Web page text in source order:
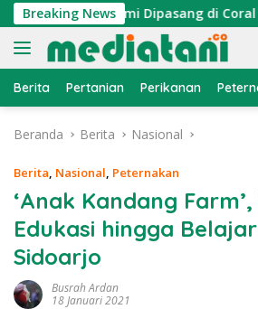
Langsung
ke
konten
Breaking News
Cumi Dipasang di Coral Garden
Berita Pertanian Perikanan
Beranda Berita Nasional
Berita, Nasional, Peternakan
‘Anak Kandang
Edukasi hingga
Sidoarjo
Busrah Ardan
18 Januari 2021